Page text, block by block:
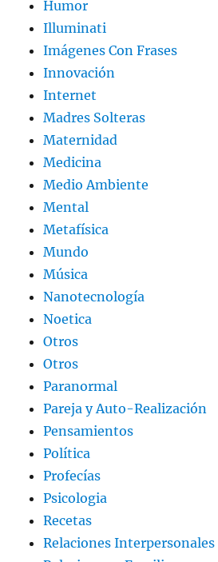
Humor
Illuminati
Imágenes Con Frases
Innovación
Internet
Madres Solteras
Maternidad
Medicina
Medio Ambiente
Mental
Metafísica
Mundo
Música
Nanotecnología
Noetica
Otros
Otros
Paranormal
Pareja y Auto-Realización
Pensamientos
Política
Profecías
Psicologia
Recetas
Relaciones Interpersonales